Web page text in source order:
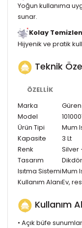
Yoğun kullanıma
sunar.
Kolay
Hijyenik ve pratik
Teknik
ÖZELLIK
Marka
Güren
Model
Ürün Tipi
Mum
Kapasite
3 Lt
Renk
Silver
Tasarım
Isıtma SistemiMum
Kullanım AlanıEv,
Kullanım
• Açık büfe